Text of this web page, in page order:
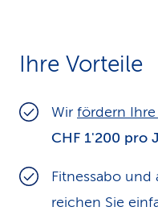
Ihre Vorteile
Wir fördern
CHF 1'200 pro
Fitnessabo und
reichen Sie